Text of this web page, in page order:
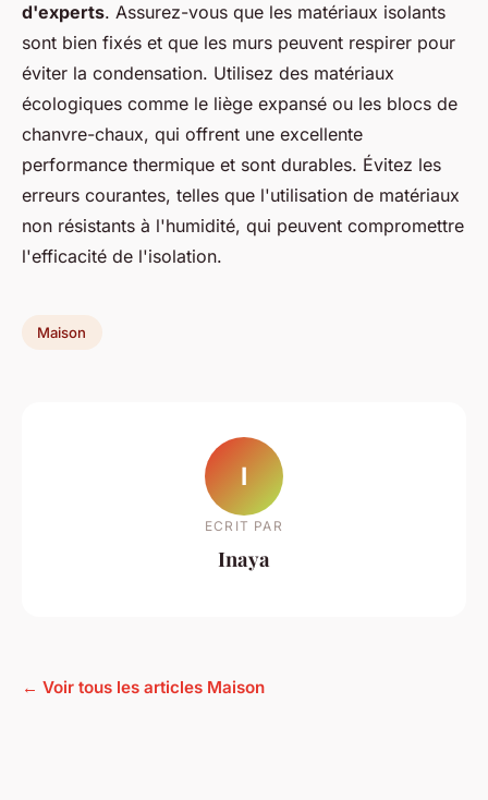
d'experts. Assurez-vous que les matériaux isolants
sont bien fixés et que les murs peuvent respirer pour
éviter la condensation. Utilisez des matériaux
écologiques comme le liège expansé ou les blocs de
chanvre-chaux, qui offrent une excellente
performance thermique et sont durables. Évitez les
erreurs courantes, telles que l'utilisation de matériaux
non résistants à l'humidité, qui peuvent compromettre
l'efficacité de l'isolation.
Maison
I
ECRIT PAR
Inaya
← Voir tous les articles Maison